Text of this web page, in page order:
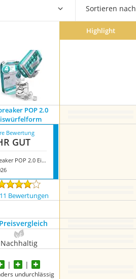
Sortieren nach
Highlight
POP 2.0
Bewertung
GUT
Icebreaker POP 2.0 Eiswürfelform
Bewertungen
Preis­vergleich
Nachhaltig
undurchlässig